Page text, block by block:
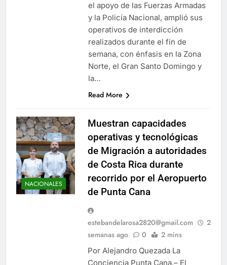
el apoyo de las Fuerzas Armadas
y la Policía Nacional, amplió sus
operativos de interdicción
realizados durante el fin de
semana, con énfasis en la Zona
Norte, el Gran Santo Domingo y
la…
Read More
NACIONALES
Muestran capacidades
operativas y tecnológicas
de Migración a autoridades
de Costa Rica durante
recorrido por el Aeropuerto
de Punta Cana
estebandelarosa2820@gmail.com
2
semanas ago
0 2 mins
Por Alejandro Quezada La
Conciencia Punta Cana.– El